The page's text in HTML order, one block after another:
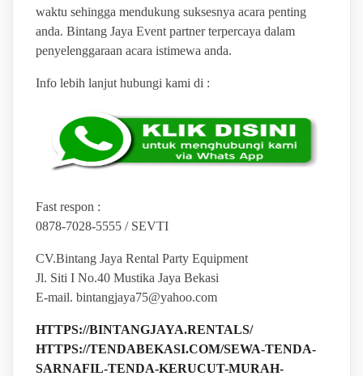
waktu sehingga mendukung suksesnya acara penting
anda. Bintang Jaya Event partner terpercaya dalam
penyelenggaraan acara istimewa anda.
Info lebih lanjut hubungi kami di :
Fast respon :
0878-7028-5555 / SEVTI
CV.Bintang Jaya Rental Party Equipment
Jl. Siti I No.40 Mustika Jaya Bekasi
E-mail. bintangjaya75@yahoo.com
HTTPS://BINTANGJAYA.RENTALS/
HTTPS://TENDABEKASI.COM/SEWA-TENDA-
SARNAFIL-TENDA-KERUCUT-MURAH-